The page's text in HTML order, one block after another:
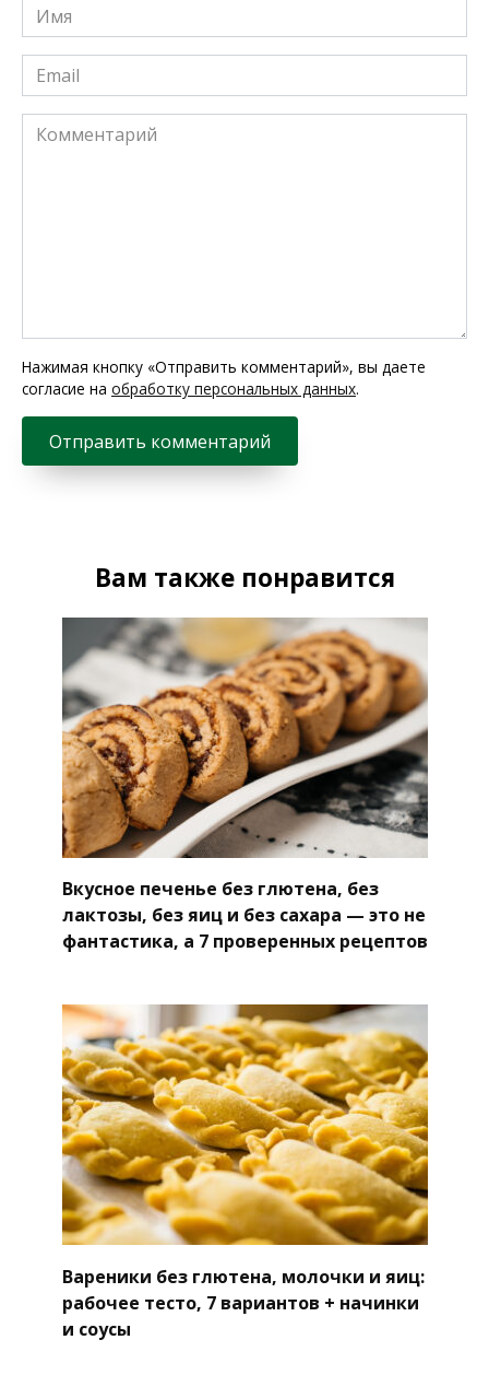
Имя
*
Email
*
Комментарий
Нажимая кнопку «Отправить комментарий», вы даете
согласие на обработку персональных данных.
Вам также понравится
Вкусное печенье без глютена, без
лактозы, без яиц и без сахара — это не
фантастика, а 7 проверенных рецептов
Вареники без глютена, молочки и яиц:
рабочее тесто, 7 вариантов + начинки
и соусы